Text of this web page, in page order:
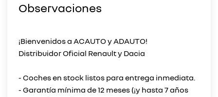
Observaciones
¡Bienvenidos a ACAUTO y ADAUTO!
Distribuidor Oficial Renault y Dacia
- Coches en stock listos para entrega inmediata.
- Garantía mínima de 12 meses (¡y hasta 7 años